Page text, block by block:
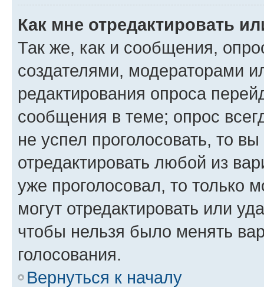
Как мне отредактировать
Так же, как и сообщения,
создателями, модераторами
редактирования опроса
сообщения в теме; опрос
не успел проголосовать, то
отредактировать любой из
уже проголосовал, то только
могут отредактировать или
чтобы нельзя было менять
голосования.
Вернуться к началу